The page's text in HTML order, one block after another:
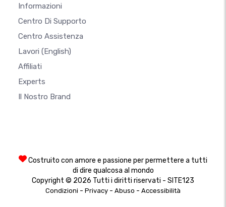
Informazioni
Centro Di Supporto
Centro Assistenza
Lavori (English)
Affiliati
Experts
Il Nostro Brand
Costruito con amore e passione per permettere a tutti
di dire qualcosa al mondo
Copyright © 2026 Tutti i diritti riservati - SITE123
Condizioni - Privacy - Abuso - Accessibilità